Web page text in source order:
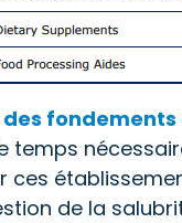
fondements
temps
ces
de la